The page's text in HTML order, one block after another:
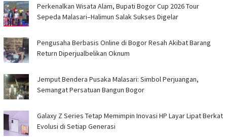
Perkenalkan Wisata Alam, Bupati Bogor Cup 2026 Tour
Sepeda Malasari–Halimun Salak Sukses Digelar ‎
Pengusaha Berbasis Online di Bogor Resah Akibat Barang
Return Diperjualbelikan Oknum
Jemput Bendera Pusaka Malasari: Simbol Perjuangan,
Semangat Persatuan Bangun Bogor
Galaxy Z Series Tetap Memimpin Inovasi HP Layar Lipat Berkat
Evolusi di Setiap Generasi